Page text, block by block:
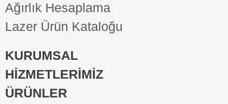
Ağırlık Hesaplama
Lazer Ürün Kataloğu
KURUMSAL
HİZMETLERİMİZ
ÜRÜNLER